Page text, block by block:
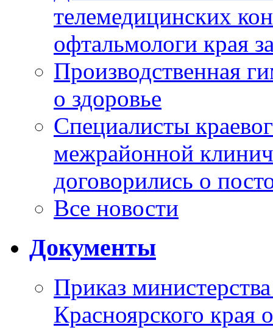
телемедицинских
офтальмологи края
Производственная
о здоровье
Специалисты
межрайонной
договорились о
Все новости
Документы
Приказ
Красноярского